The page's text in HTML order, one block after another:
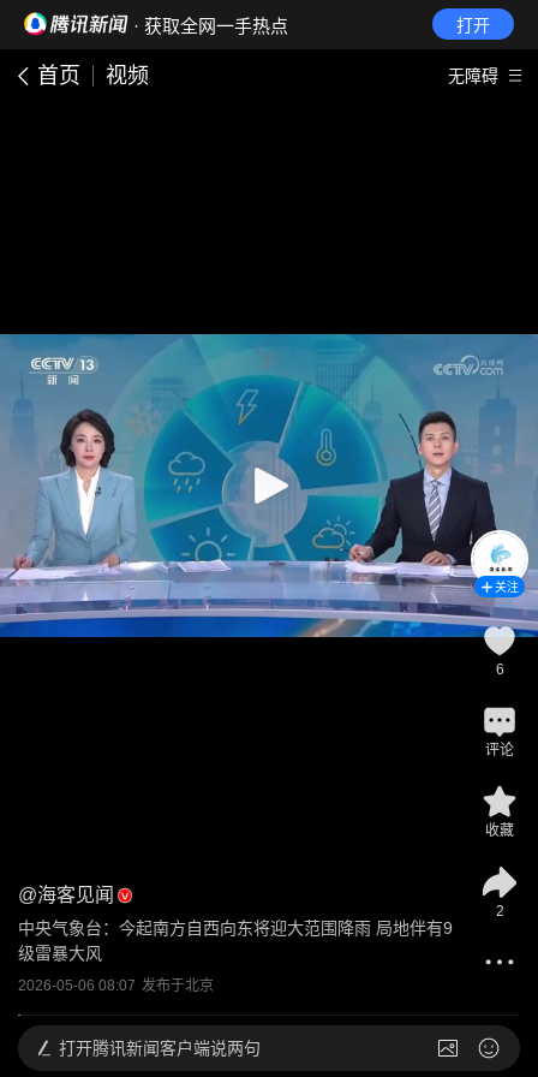
· 获取全网一手热点 打开
首页 视频 无障碍
@海客见闻
中央气象台：今起南方自西向东将迎大范围降雨 局地伴有9
级雷暴大风
2026-05-06 08:07 发布于北京
关注
6
评论
收藏
2
打开腾讯新闻客户端说两句